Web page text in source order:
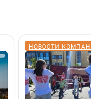
НОВОСТИ